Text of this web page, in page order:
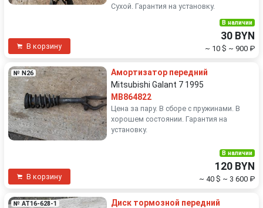
Сухой. Гарантия на установку.
В корзину
В наличии
30 BYN
~ 10 $ ~ 900 ₽
№ N26
Амортизатор передний
Mitsubishi Galant 7 1995
MB864822
Цена за пару. В сборе с пружинами. В
хорошем состоянии. Гарантия на
установку.
В корзину
В наличии
120 BYN
~ 40 $ ~ 3 600 ₽
№ AT16-628-1
Диск тормозной передний